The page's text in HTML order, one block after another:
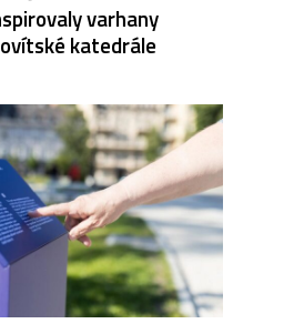
varhany
katedrále